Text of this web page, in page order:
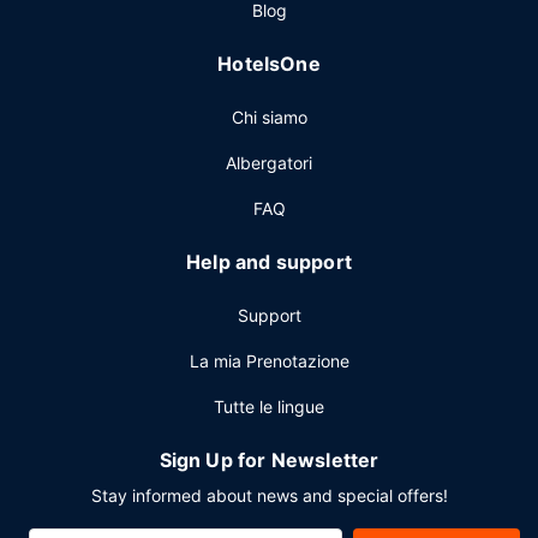
quotidiani gratuiti nella hall. Stai pianificando un evento a
quadrati di spazio con un'area per conferenze e 10 sale
riunioni. Il un parcheggio (a pagamento) è disponibile in
Blog
HotelsOne
Chi siamo
Albergatori
FAQ
Help and support
Support
La mia Prenotazione
Tutte le lingue
Sign Up for Newsletter
Stay informed about news and special offers!